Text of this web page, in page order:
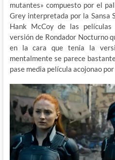
mutantes» compuesto por el
Grey interpretada por la Sansa
Hank McCoy de las películas
versión de Rondador Nocturno
en la cara que tenía la
mentalmente se parece
pase media película acojonao